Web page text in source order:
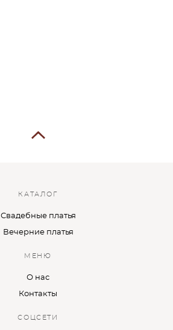
КАТАЛОГ
Свадебные платья
Вечерние платья
МЕНЮ
О нас
Контакты
СОЦСЕТИ